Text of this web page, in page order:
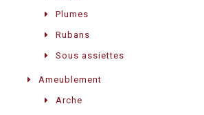
Plumes
Rubans
Sous assiettes
Ameublement
Arche